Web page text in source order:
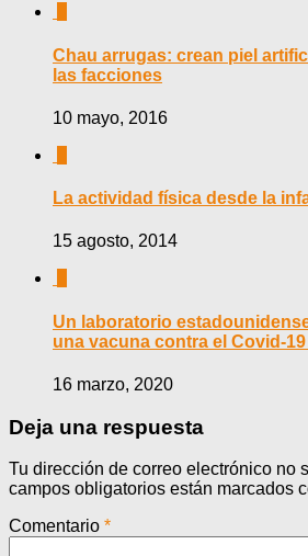
Chau arrugas: crean piel
las facciones
10 mayo, 2016
La actividad física desde la
15 agosto, 2014
Un laboratorio
una vacuna contra el Covid-
16 marzo, 2020
Deja una respuesta
Tu dirección de correo electrónico no
campos obligatorios están marcados
Comentario *